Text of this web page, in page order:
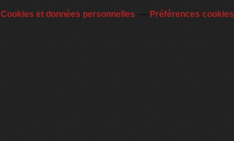
Cookies et données personnelles Préférences cookies